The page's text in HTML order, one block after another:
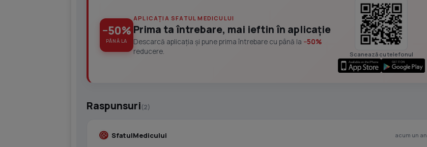
−50%
PÂNĂ LA
APLICAȚIA SFATUL MEDICULUI
Prima ta întrebare, mai ieftin în aplicație
Descarcă aplicația și pune prima întrebare cu până la −50%
reducere.
Scanează cu telefonul
Raspunsuri(2)
SfatulMedicului acum un an